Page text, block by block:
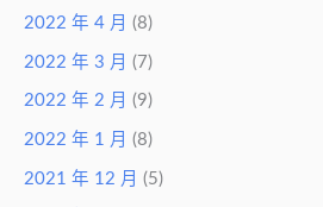
2022 年 4 月 (8)
2022 年 3 月 (7)
2022 年 2 月 (9)
2022 年 1 月 (8)
2021 年 12 月 (5)